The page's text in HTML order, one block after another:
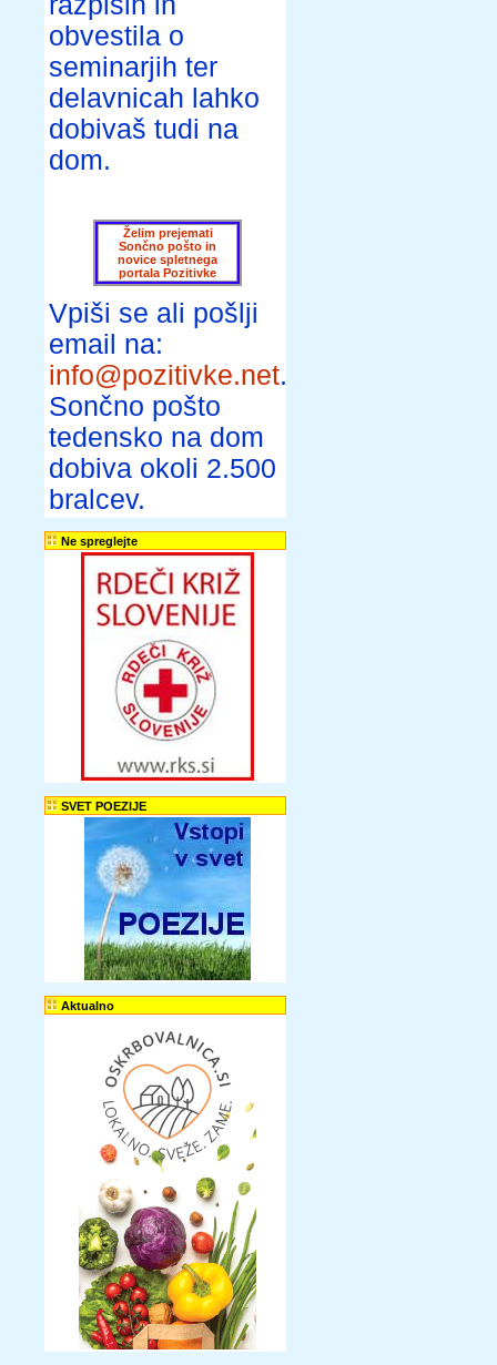
obvestila o
seminarjih ter
delavnicah lahko
dobivaš tudi na
dom.
Želim prejemati
Sončno pošto in
novice spletnega
portala Pozitivke
Vpiši se ali pošlji
email na:
info@pozitivke.net.
Sončno pošto
tedensko na dom
dobiva okoli 2.500
bralcev.
Ne spreglejte
SVET POEZIJE
Aktualno